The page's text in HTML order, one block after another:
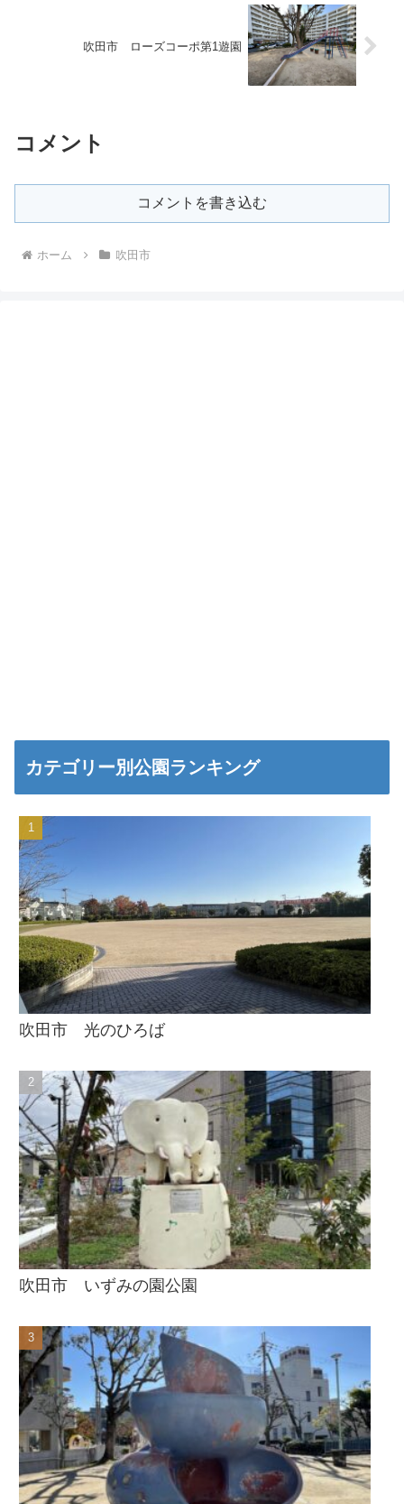
吹田市 ローズコーポ第1遊園
コメント
コメントを書き込む
ホーム 吹田市
カテゴリー別公園ランキング
吹田市 光のひろば
吹田市 いずみの園公園